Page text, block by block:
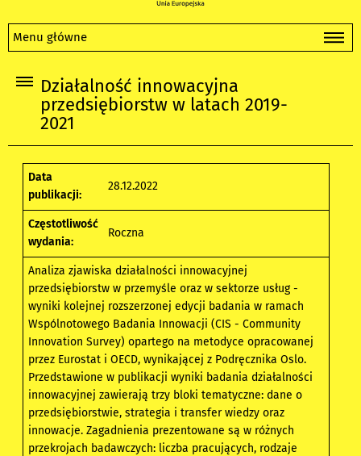
Menu główne
Działalność innowacyjna
przedsiębiorstw w latach 2019-
2021
Data
publikacji:
28.12.2022
Częstotliwość
wydania:
Roczna
Analiza zjawiska działalności innowacyjnej
przedsiębiorstw w przemyśle oraz w sektorze usług -
wyniki kolejnej rozszerzonej edycji badania w ramach
Wspólnotowego Badania Innowacji (CIS - Community
Innovation Survey) opartego na metodyce opracowanej
przez Eurostat i OECD, wynikającej z Podręcznika Oslo.
Przedstawione w publikacji wyniki badania działalności
innowacyjnej zawierają trzy bloki tematyczne: dane o
przedsiębiorstwie, strategia i transfer wiedzy oraz
innowacje. Zagadnienia prezentowane są w różnych
przekrojach badawczych: liczba pracujących, rodzaje